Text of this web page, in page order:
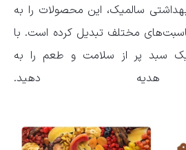
سالمیک، این محصولات را به
مختلف تبدیل کرده است. با
سبد پر از سلامت و طعم را به
هدیه دهید.